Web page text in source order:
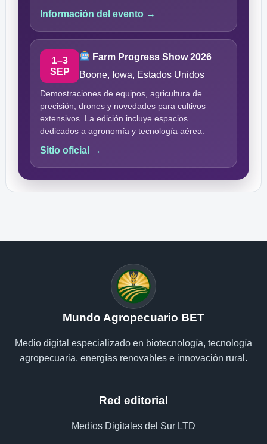
Información del evento →
1–3
SEP
Farm Progress Show 2026
Boone, Iowa, Estados Unidos
Demostraciones de equipos, agricultura de
precisión, drones y novedades para cultivos
extensivos. La edición incluye espacios
dedicados a agronomía y tecnología aérea.
Sitio oficial →
Mundo Agropecuario BET
Medio digital especializado en biotecnología, tecnología
agropecuaria, energías renovables e innovación rural.
Red editorial
Medios Digitales del Sur LTD